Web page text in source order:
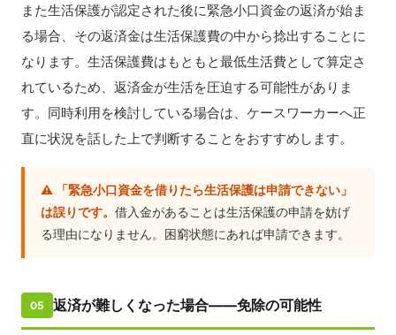
また生活保護が認定された後に緊急小口資金の返済が始ま
る場合、その返済金は生活保護費の中から捻出することに
なります。生活保護費はもともと最低生活費として算定さ
れているため、返済金が生活を圧迫する可能性がありま
す。同時利用を検討している場合は、ケースワーカーへ正
直に状況を話した上で判断することをおすすめします。
⚠️ 「緊急小口資金を借りたら生活保護は申請できない」
は誤りです。借入金があることは生活保護の申請を妨げ
る理由になりません。困窮状態にあれば申請できます。
05 返済が難しくなった場合——免除の可能性